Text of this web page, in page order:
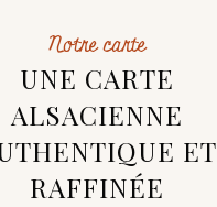
Notre carte
UNE CARTE
ALSACIENNE
ET
RAFFINÉE